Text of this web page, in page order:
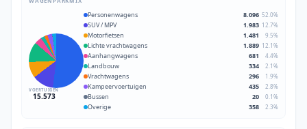
VOERTUIGEN
15.573
Personenwagens 8.096 52.0%
SUV / MPV 1.983 12.7%
Motorfietsen 1.481 9.5%
Lichte vrachtwagens 1.889 12.1%
Aanhangwagens 681 4.4%
Landbouw 334 2.1%
Vrachtwagens 296 1.9%
Kampeervoertuigen 435 2.8%
Bussen 20 0.1%
Overige 358 2.3%